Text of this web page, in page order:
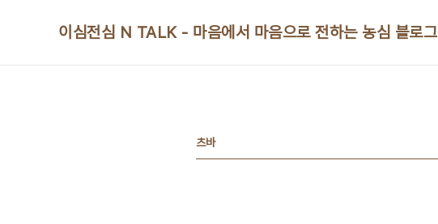
이심전심 N TALK - 마음에서 마음으로 전하는 농심 블로그
츠바